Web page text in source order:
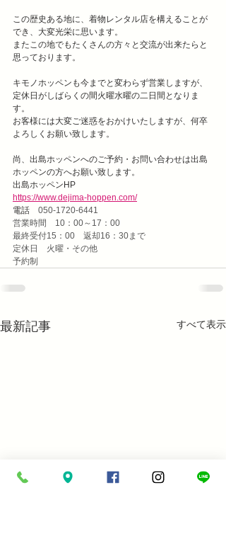
この歴史ある地に、着物レンタル店を構えることが
でき、大変光栄に思います。
またこの地でもたくさんの方々と交流が出来たらと
思っております。
キモノホッペンも今までと変わらず営業しますが、
定休日がしばらくの間火曜水曜の二日間となりま
す。
お客様には大変ご迷惑をおかけいたしますが、何卒
よろしくお願い致します。
尚、出島ホッペンへのご予約・お問い合わせは出島
ホッペンの方へお願い致します。
出島ホッペンHP
https://www.dejima-hoppen.com/
電話 050-1720-6441
営業時間　10：00～17：00
最終受付15：00　返却16：30まで
定休日　火曜・その他
予約制
最新記事 すべて表示